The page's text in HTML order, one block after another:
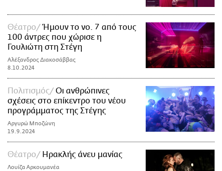
Θέατρο
Ήμουν το νο. 7 από τους
100 άντρες που χώρισε η
Γουλιώτη στη Στέγη
Αλέξανδρος Διακοσάββας
8.10.2024
Πολιτισμός
Οι ανθρώπινες
σχέσεις στο επίκεντρο του νέου
προγράμματος της Στέγης
Αργυρώ Μποζώνη
19.9.2024
Θέατρο Ηρακλής άνευ μανίας
Λουίζα Αρκουμανέα